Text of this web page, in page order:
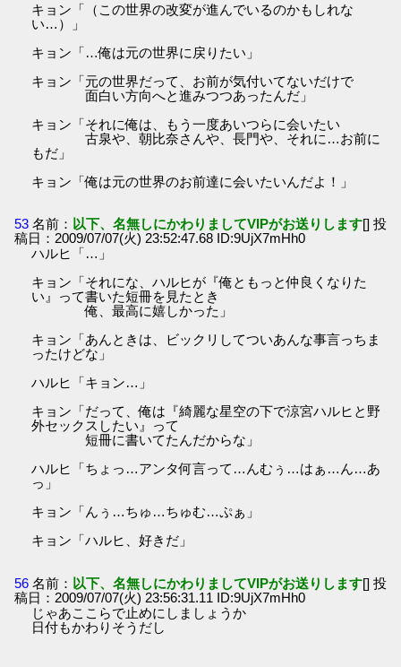
キョン「（この世界の改変が進んでいるのかもしれな
い…）」
キョン「…俺は元の世界に戻りたい」
キョン「元の世界だって、お前が気付いてないだけで
面白い方向へと進みつつあったんだ」
キョン「それに俺は、もう一度あいつらに会いたい
古泉や、朝比奈さんや、長門や、それに…お前に
もだ」
キョン「俺は元の世界のお前達に会いたいんだよ！」
53 名前： 以下、名無しにかわりましてVIPがお送りします[] 投
稿日：2009/07/07(火) 23:52:47.68 ID:9UjX7mHh0
ハルヒ「…」
キョン「それにな、ハルヒが『俺ともっと仲良くなりた
い』って書いた短冊を見たとき
俺、最高に嬉しかった」
キョン「あんときは、ビックリしてついあんな事言っちま
ったけどな」
ハルヒ「キョン…」
キョン「だって、俺は『綺麗な星空の下で涼宮ハルヒと野
外セックスしたい』って
短冊に書いてたんだからな」
ハルヒ「ちょっ…アンタ何言って…んむぅ…はぁ…ん…あ
っ」
キョン「んぅ…ちゅ…ちゅむ…ぷぁ」
キョン「ハルヒ、好きだ」
56 名前： 以下、名無しにかわりましてVIPがお送りします[] 投
稿日：2009/07/07(火) 23:56:31.11 ID:9UjX7mHh0
じゃあここらで止めにしましょうか
日付もかわりそうだし